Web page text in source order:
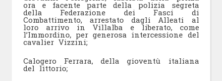
ora e facente parte della polizia segreta
della Federazione dei Fasci di
Combattimento, arrestato dagli Alleati al
loro arrivo in Villalba e liberato, come
l’Immordino, per generosa intercessione del
cavalier Vizzini;
Calogero Ferrara, della gioventù italiana
del littorio;